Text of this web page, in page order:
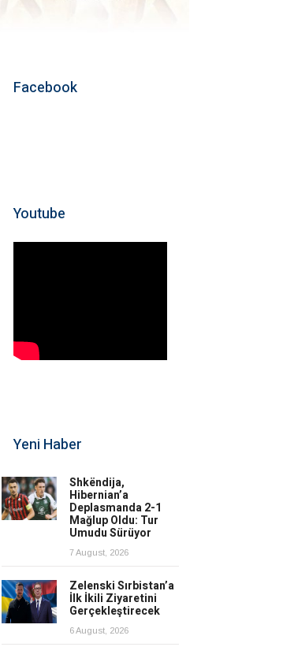
Facebook
Youtube
Yeni Haber
Shkëndija,
Hibernian’a
Deplasmanda 2-1
Mağlup Oldu: Tur
Umudu Sürüyor
7 August, 2026
Zelenski Sırbistan’a
İlk İkili Ziyaretini
Gerçekleştirecek
6 August, 2026